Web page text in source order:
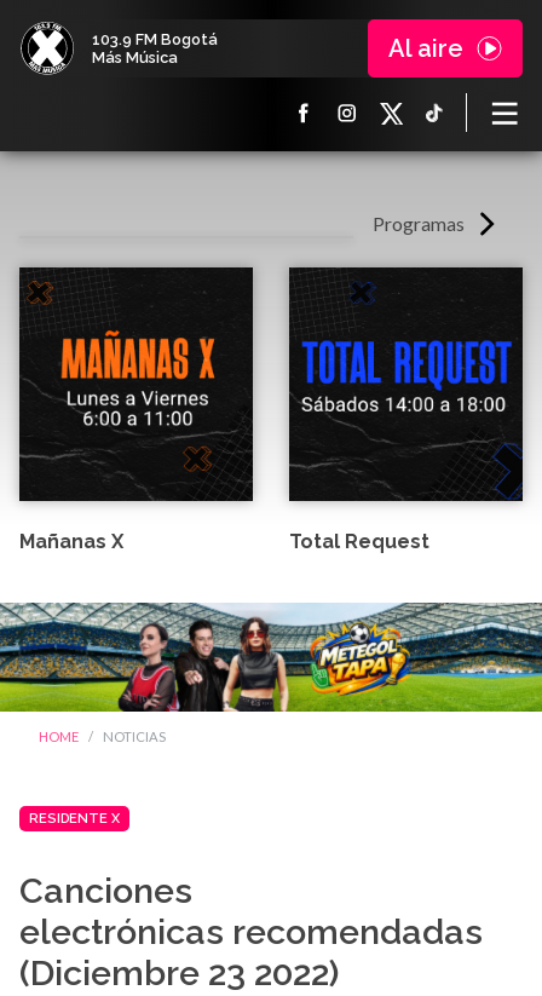
103.9 FM Bogotá
Más Música
Al aire
Programas
Mañanas X Total Request
HOME NOTICIAS
RESIDENTE X
Canciones
electrónicas recomendadas
(Diciembre 23 2022)